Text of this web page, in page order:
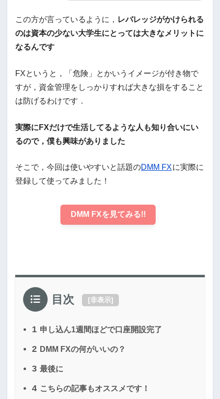
この方が言っているように， レバレッジがかけられる
のは資本の少ない大学生にとっては大きなメリットに
なるんです
FXというと，「危険」とかいうイメージが付き物で
すが，資金管理をしっかりすれば大きな損をすること
は防げるわけです．
実際にFXだけで生活してるような人も知り合いにい
るので，僕も興味がありました
そこで，今回は使いやすいと話題のDMM FXに実際に
登録して使ってみました！
DMM FXを見てみる!!
目次 [非表示]
1 申し込ん1週間ほどで口座開設完了
2 DMM FXの何がいいの？
3 最後に
4 こちらの記事もオススメです！